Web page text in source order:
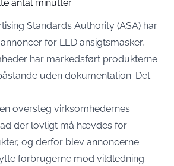
antal minutter
Standards Authority (ASA) har
for LED ansigtsmasker,
har markedsført produkterne
uden dokumentation. Det
oversteg virksomhedernes
der lovligt må hævdes for
og derfor blev annoncerne
forbrugerne mod vildledning.